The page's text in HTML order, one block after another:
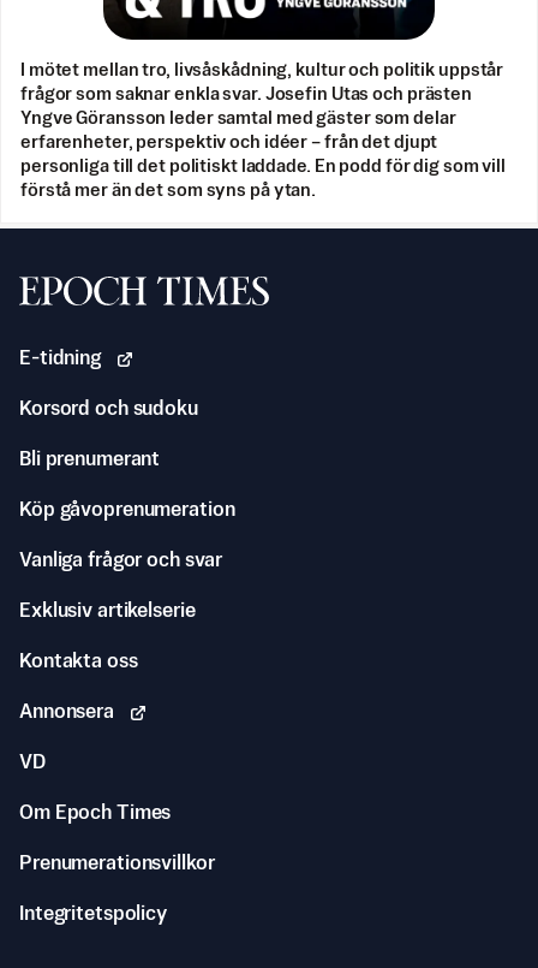
I mötet mellan tro, livsåskådning, kultur och politik uppstår
frågor som saknar enkla svar. Josefin Utas och prästen
Yngve Göransson leder samtal med gäster som delar
erfarenheter, perspektiv och idéer – från det djupt
personliga till det politiskt laddade. En podd för dig som vill
förstå mer än det som syns på ytan.
Svenska Epoch Times
E-tidning
Korsord och sudoku
Bli prenumerant
Köp gåvoprenumeration
Vanliga frågor och svar
Exklusiv artikelserie
Kontakta oss
Annonsera
VD
Om Epoch Times
Prenumerationsvillkor
Integritetspolicy